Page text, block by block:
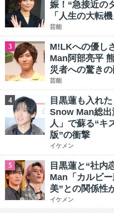
娠！“急接近の
「人生の大転機
芸能
3
M!LKへの優し
Man阿部亮平
災者への驚き
芸能
4
目黒蓮も入れ
Snow Man総出
人」で蘇る“キ
版”の衝撃
イケメン
5
目黒蓮と“社
Man「カルビ
美”との関係性
イケメン